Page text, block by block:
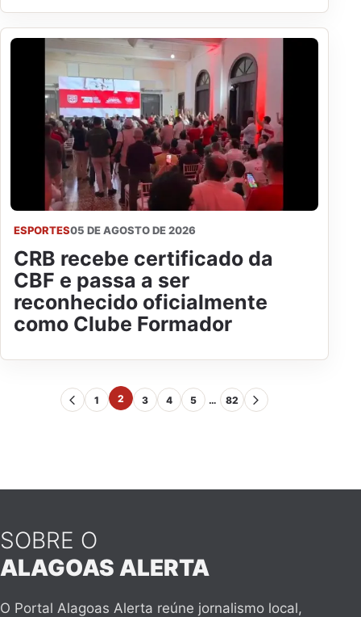
ESPORTES05 DE AGOSTO DE 2026
CRB recebe certificado da
CBF e passa a ser
reconhecido oficialmente
como Clube Formador
1 2 3 4 5 … 82
SOBRE O
ALAGOAS ALERTA
O Portal Alagoas Alerta reúne jornalismo local,